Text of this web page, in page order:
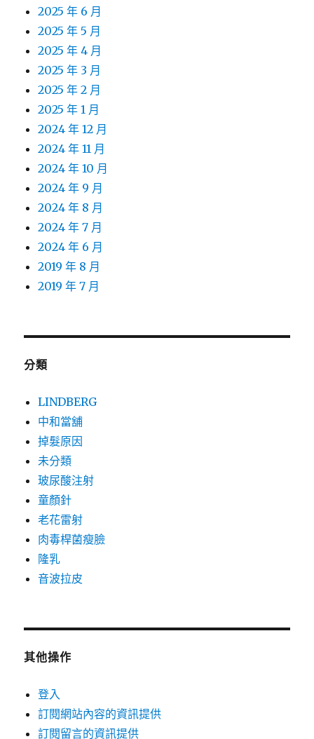
2025 年 6 月
2025 年 5 月
2025 年 4 月
2025 年 3 月
2025 年 2 月
2025 年 1 月
2024 年 12 月
2024 年 11 月
2024 年 10 月
2024 年 9 月
2024 年 8 月
2024 年 7 月
2024 年 6 月
2019 年 8 月
2019 年 7 月
分類
LINDBERG
中和當舖
掉髮原因
未分類
玻尿酸注射
童顏針
老花雷射
肉毒桿菌瘦臉
隆乳
音波拉皮
其他操作
登入
訂閱網站內容的資訊提供
訂閱留言的資訊提供